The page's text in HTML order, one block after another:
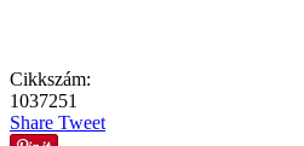
Cikkszám:
1037251
Share Tweet